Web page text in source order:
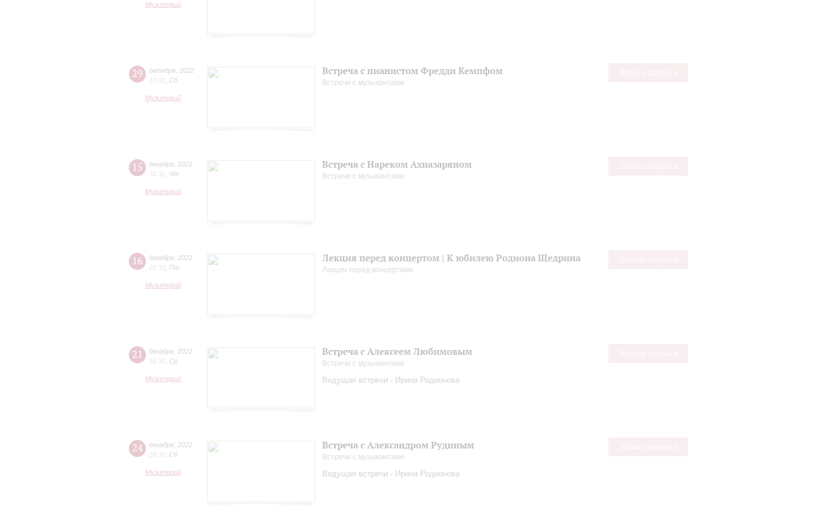
Музиторий
29 октября 2022
18:30 Сб
Музиторий
Встреча с пианистом Фредди Кемпфом
Встречи с музыкантами
15 декабря 2022
18:30 Чт
Музиторий
Встреча с Нареком Ахназаряном
Встречи с музыкантами
16 декабря 2022
18:30 Пт
Музиторий
Лекция перед концертом | К юбилею Родиона Щедрина
Лекции перед концертами
21 декабря 2022
18:30 Ср
Музиторий
Встреча с Алексеем Любимовым
Встречи с музыкантами
Ведущая встречи - Ирина Родионова
24 декабря 2022
18:30 Сб
Музиторий
Встреча с Александром Рудиным
Встречи с музыкантами
Ведущая встречи - Ирина Родионова